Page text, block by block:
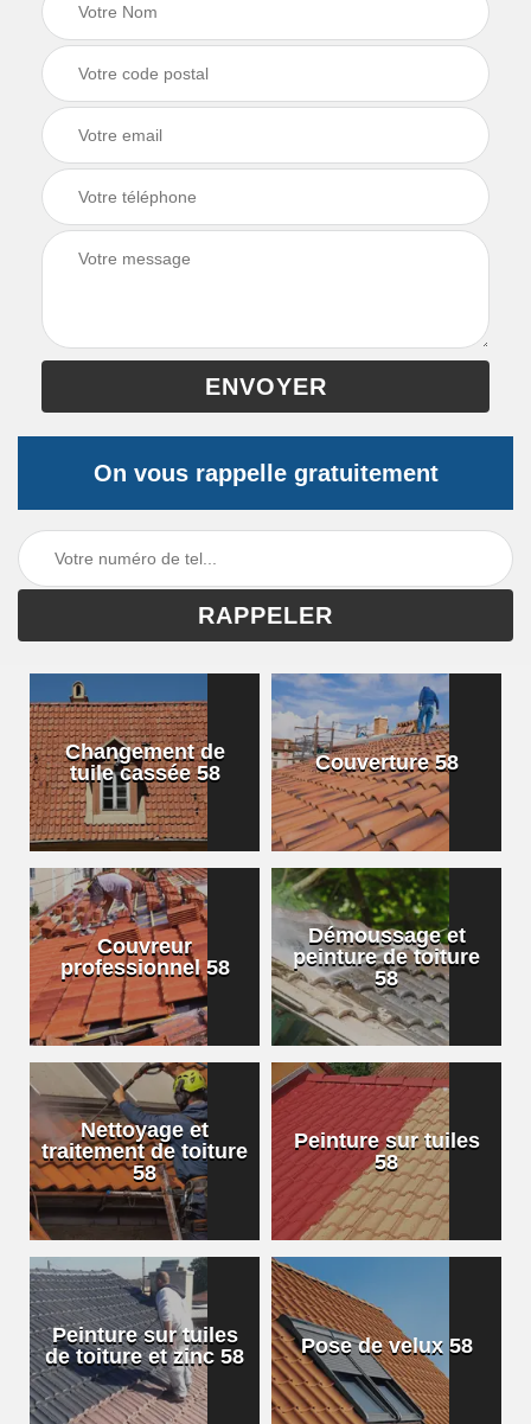
On vous rappelle gratuitement
Changement de
tuile cassée 58
Couverture 58
Couvreur
professionnel 58
Démoussage et
peinture de toiture
58
Nettoyage et
traitement de toiture
58
Peinture sur tuiles
58
Peinture sur tuiles
de toiture et zinc 58
Pose de velux 58